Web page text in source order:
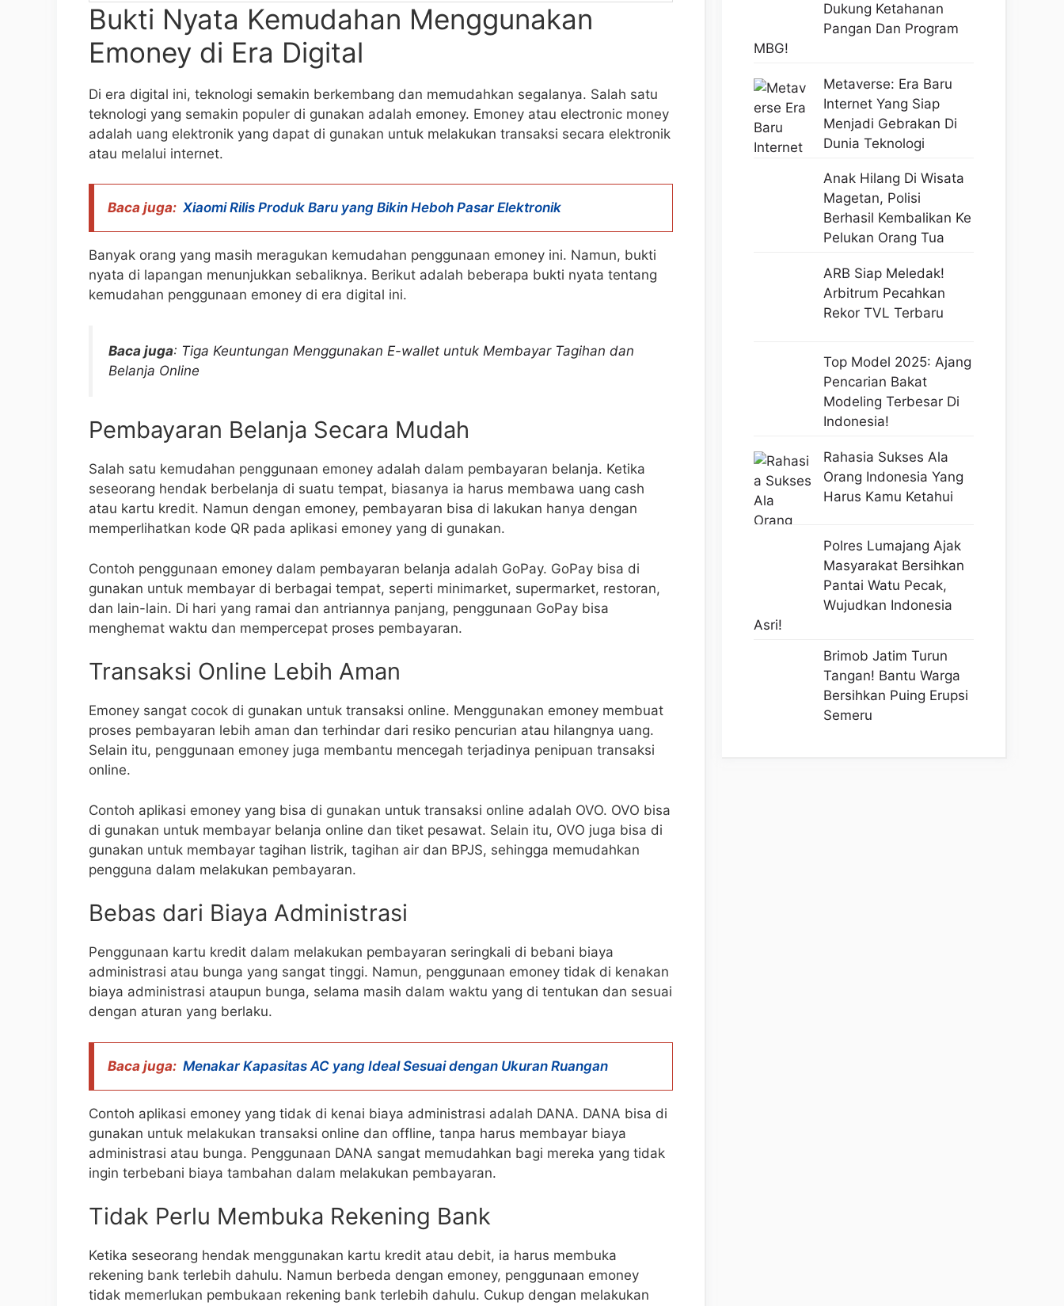
Bukti Nyata Kemudahan Menggunakan
Emoney di Era Digital
Di era digital ini, teknologi semakin berkembang dan memudahkan segalanya. Salah satu
teknologi yang semakin populer di gunakan adalah emoney. Emoney atau electronic money
adalah uang elektronik yang dapat di gunakan untuk melakukan transaksi secara elektronik
atau melalui internet.
Baca juga: Xiaomi Rilis Produk Baru yang Bikin Heboh Pasar Elektronik
Banyak orang yang masih meragukan kemudahan penggunaan emoney ini. Namun, bukti
nyata di lapangan menunjukkan sebaliknya. Berikut adalah beberapa bukti nyata tentang
kemudahan penggunaan emoney di era digital ini.
Baca juga: Tiga Keuntungan Menggunakan E-wallet untuk Membayar Tagihan dan
Belanja Online
Pembayaran Belanja Secara Mudah
Salah satu kemudahan penggunaan emoney adalah dalam pembayaran belanja. Ketika
seseorang hendak berbelanja di suatu tempat, biasanya ia harus membawa uang cash
atau kartu kredit. Namun dengan emoney, pembayaran bisa di lakukan hanya dengan
memperlihatkan kode QR pada aplikasi emoney yang di gunakan.
Contoh penggunaan emoney dalam pembayaran belanja adalah GoPay. GoPay bisa di
gunakan untuk membayar di berbagai tempat, seperti minimarket, supermarket, restoran,
dan lain-lain. Di hari yang ramai dan antriannya panjang, penggunaan GoPay bisa
menghemat waktu dan mempercepat proses pembayaran.
Transaksi Online Lebih Aman
Emoney sangat cocok di gunakan untuk transaksi online. Menggunakan emoney membuat
proses pembayaran lebih aman dan terhindar dari resiko pencurian atau hilangnya uang.
Selain itu, penggunaan emoney juga membantu mencegah terjadinya penipuan transaksi
online.
Contoh aplikasi emoney yang bisa di gunakan untuk transaksi online adalah OVO. OVO bisa
di gunakan untuk membayar belanja online dan tiket pesawat. Selain itu, OVO juga bisa di
gunakan untuk membayar tagihan listrik, tagihan air dan BPJS, sehingga memudahkan
pengguna dalam melakukan pembayaran.
Bebas dari Biaya Administrasi
Penggunaan kartu kredit dalam melakukan pembayaran seringkali di bebani biaya
administrasi atau bunga yang sangat tinggi. Namun, penggunaan emoney tidak di kenakan
biaya administrasi ataupun bunga, selama masih dalam waktu yang di tentukan dan sesuai
dengan aturan yang berlaku.
Baca juga: Menakar Kapasitas AC yang Ideal Sesuai dengan Ukuran Ruangan
Contoh aplikasi emoney yang tidak di kenai biaya administrasi adalah DANA. DANA bisa di
gunakan untuk melakukan transaksi online dan offline, tanpa harus membayar biaya
administrasi atau bunga. Penggunaan DANA sangat memudahkan bagi mereka yang tidak
ingin terbebani biaya tambahan dalam melakukan pembayaran.
Tidak Perlu Membuka Rekening Bank
Ketika seseorang hendak menggunakan kartu kredit atau debit, ia harus membuka
rekening bank terlebih dahulu. Namun berbeda dengan emoney, penggunaan emoney
tidak memerlukan pembukaan rekening bank terlebih dahulu. Cukup dengan melakukan
Dukung Ketahanan
Pangan Dan Program
MBG!
Metaverse: Era Baru
Internet Yang Siap
Menjadi Gebrakan Di
Dunia Teknologi
Anak Hilang Di Wisata
Magetan, Polisi
Berhasil Kembalikan Ke
Pelukan Orang Tua
ARB Siap Meledak!
Arbitrum Pecahkan
Rekor TVL Terbaru
Top Model 2025: Ajang
Pencarian Bakat
Modeling Terbesar Di
Indonesia!
Rahasia Sukses Ala
Orang Indonesia Yang
Harus Kamu Ketahui
Polres Lumajang Ajak
Masyarakat Bersihkan
Pantai Watu Pecak,
Wujudkan Indonesia
Asri!
Brimob Jatim Turun
Tangan! Bantu Warga
Bersihkan Puing Erupsi
Semeru